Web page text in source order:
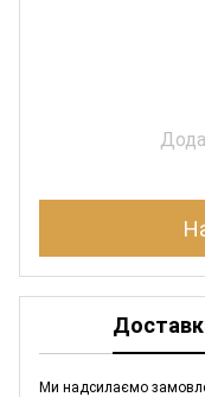
Ми надсилаємо